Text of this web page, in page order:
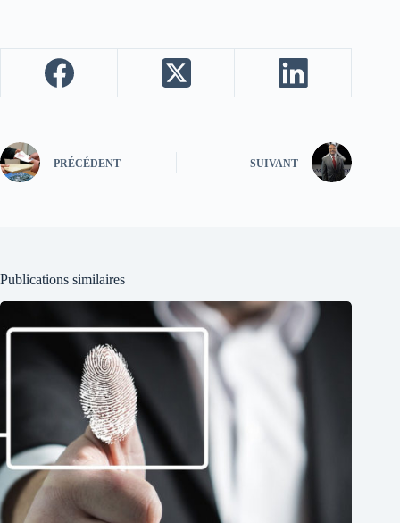
PRÉCÉDENT SUIVANT
Publications similaires